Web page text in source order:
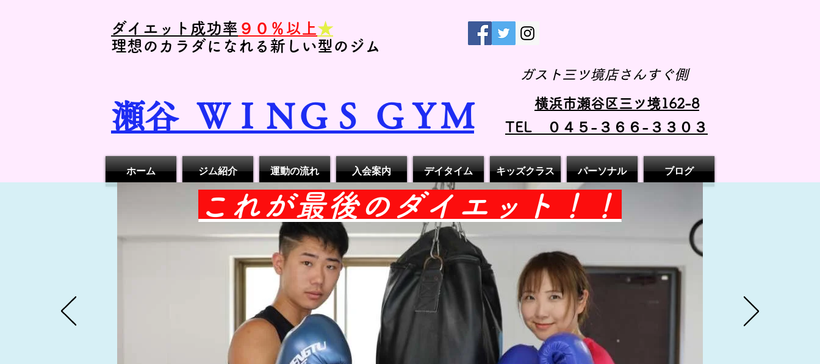
ダイエット成功率 ９０％以上★
理想のカラダになれる新しい型のジム
ガスト三ツ境店さんすぐ側
横浜市瀬谷区三ツ境162-8
瀬谷 ＷＩＮＧＳ ＧＹＭ TEL ０４５-３６６-３３０３
ホーム ジム紹介 運動の流れ 入会案内 デイタイム キッズクラス パーソナル ブログ
​これが最後のダイエット！！